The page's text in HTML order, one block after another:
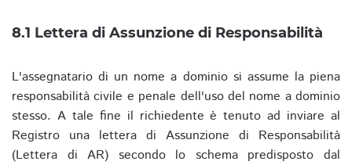
8.1 Lettera di Assunzione di Responsabilità
L'assegnatario di un nome a dominio si assume la piena
responsabilità civile e penale dell'uso del nome a dominio
stesso. A tale fine il richiedente è tenuto ad inviare al
Registro una lettera di Assunzione di Responsabilità
(Lettera di AR) secondo lo schema predisposto dal